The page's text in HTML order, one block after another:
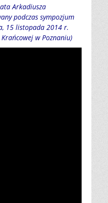
Arkadiusza
podczas sympozjum
15 listopada 2014 r.
w Poznaniu)